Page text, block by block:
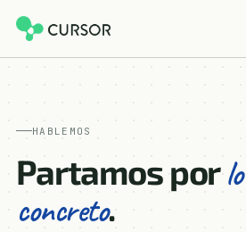
HABLEMOS
Partamos porlo
concreto.